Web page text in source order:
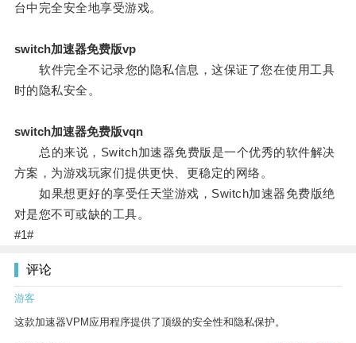
台中完全安全地享受游戏。
switch加速器免费版vp
软件完全不记录您的隐私信息，这保证了您在使用工具
时的隐私安全。
switch加速器免费版vqn
总的来说，Switch加速器免费版是一个优秀的软件解决
方案，为游戏玩家们提供更快、更稳定的网络。
如果想更好的享受任天堂游戏，Switch加速器免费版绝
对是您不可或缺的工具。
#1#
评论
游客
这款加速器VPM应用程序提供了顶级的安全性和隐私保护。